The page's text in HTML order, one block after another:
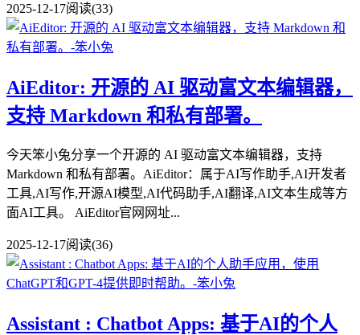
2025-12-17阅读(33)
AiEditor: 开源的 AI 驱动富文本编辑器，
支持 Markdown 和私有部署。
今天笨小兔分享一个开源的 AI 驱动富文本编辑器，支持
Markdown 和私有部署。AiEditor：属于AI写作助手,AI开发者
工具,AI写作,开源AI模型,AI代码助手,AI翻译,AI文本生成等方
面AI工具。 AiEditor官网网址...
2025-12-17阅读(36)
Assistant : Chatbot Apps: 基于AI的个人